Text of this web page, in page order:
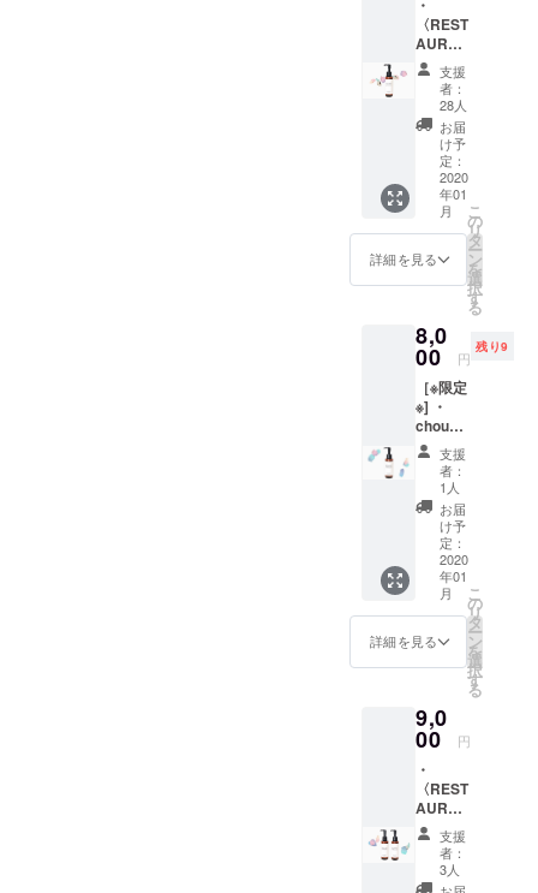
トラブルが
ある方、健
康・自然派
志向の方に
はもちろん
すべての方
へ、わたし
たちにとっ
て本当に必
要なものは
るきっかけ
を届ける。
人工的なも
のになるべ
く頼らず、
できるだけ
すべてをナ
チュラルに
シンプルに
すること
で、わたし
たちが持っ
ている本来
の力を引き
最善の治療
法と考え、
食事や環境
などホリス
ティックな
観点からも
美容に注目
ル〉が
届きま
す。
・
〈REST
AURER
／
100ml
〉を1本
お届け
しま
す。送
料込
み。 ・
chouett
e監修
〈美容
師によ
る湯
の手引
き／冊
子6P〉
もお付
けしま
す。快
適な湯
シャン
のやり
方、効
果や目
的、工
夫の仕
方まで
実体験
を踏ま
えてま
chouett
eから感
謝の気
持ちを
込めま
して
〈サン
キュー
メー
支援
者：
28人
お届
け予
定：
2020
年01
月
詳細を見る
こ
の
リ
タ
ー
ン
を
選
択
す
る
8,0
00 円
残り9
［※限定
※] ・
chouett
eにて湯
シャン
のやり
方レク
チャー
と実際
〈REST
AURER
〉を
使った
湯シャ
ン(ブ
き)を体
験して
いただ
けま
す。 有
効期
限：令
和2年1
月〜令
和2年4
支援
者：
1人
お届
け予
定：
2020
年01
月
詳細を見る
こ
の
リ
タ
ー
ン
を
選
択
す
る
9,0
00 円
・
〈REST
AURER
／
100ml
〉を2本
お届け
支援
者：
3人